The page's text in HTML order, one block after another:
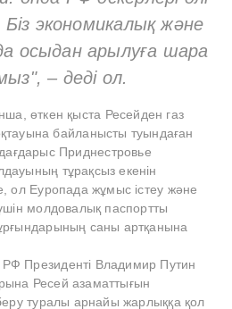
экономикалық және
осыдан арылуға шара
– деді ол.
өткен қыста Ресейден газ
байланысты туындаған
Приднестровье
тұрақсыз екенін
ол Еуропада жұмыс істеу және
молдовалық паспортты
саны артқанына
Президенті Владимир Путин
Ресей азаматтығын
туралы арнайы жарлыққа қол